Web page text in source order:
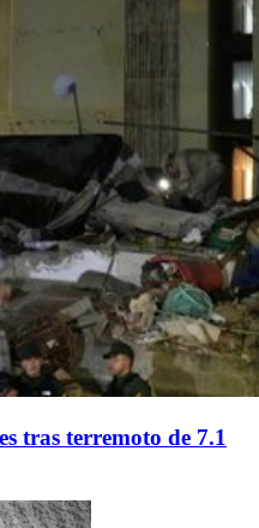
tras terremoto de 7.1